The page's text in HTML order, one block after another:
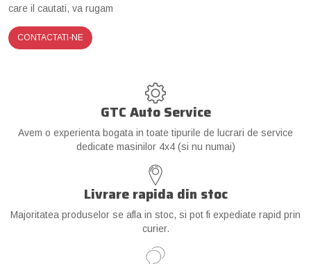
care il cautati, va rugam
CONTACTATI-NE
GTC Auto Service
Avem o experienta bogata in toate tipurile de lucrari de service
dedicate masinilor 4x4 (si nu numai)
Livrare rapida din stoc
Majoritatea produselor se afla in stoc, si pot fi expediate rapid prin
curier.